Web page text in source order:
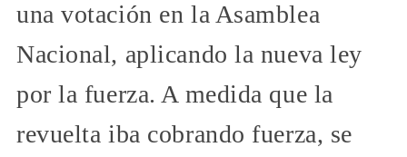
una votación en la Asamblea
Nacional, aplicando la nueva ley
por la fuerza. A medida que la
revuelta iba cobrando fuerza, se